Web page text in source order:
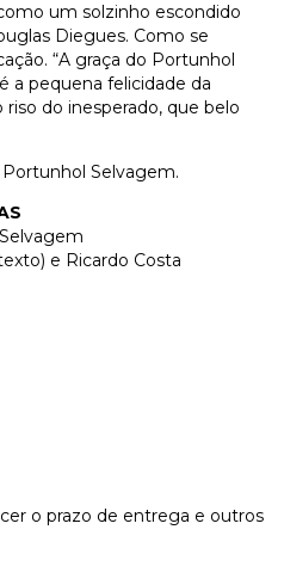
um solzinho escondido
Diegues. Como se
“A graça do Portunhol
a pequena felicidade da
do inesperado, que belo
Selvagem.
e Ricardo Costa
o prazo de entrega e outros